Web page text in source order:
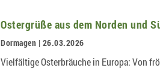
Ostergrüße aus dem Norden und
Dormagen | 26.03.2026
Vielfältige Osterbräuche in Europa: Von